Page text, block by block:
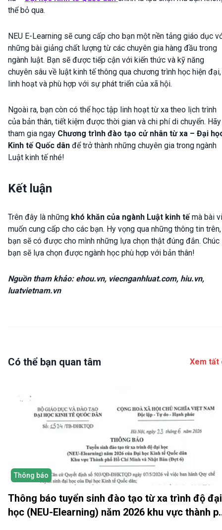
thể bỏ qua.
NEU E-Learning sẽ cung cấp cho bạn một nền tảng giáo dục
những bài giảng chất lượng từ các chuyên gia hàng đầu trong
ngành luật. Bạn sẽ được tiếp cận với kiến thức và kỹ năng
chuyên sâu về luật kinh tế thông qua chương trình học hiện đại,
linh hoạt và phù hợp với sự phát triển của xã hội.
Ngoài ra, bạn còn có thể học tập linh hoạt từ xa theo lịch trình
của bản thân, tiết kiệm được thời gian và chi phí di chuyển. Hãy
tham gia ngay Chương trình đào tạo cử nhân từ xa – Đại
Kinh tế Quốc dân để trở thành những chuyên gia trong ngành
Luật kinh tế nhé!
Kết luận
Trên đây là những khó khăn của ngành Luật kinh tếmà bài
muốn cung cấp cho các bạn. Hy vọng qua những thông tin trên,
bạn sẽ có được cho mình những lựa chọn thật đúng đắn. Chúc
bạn sẽ lựa chọn được ngành học phù hợp với bản thân!
Nguồn tham khảo: ehou.vn, viecnganhluat.com, hiu.vn,
luatvietnam.vn
Có thể bạn quan tâm Xem tất
Thông báo
Thông báo tuyển sinh đào tạo từ xa trình độ đại
học (NEU-Elearning) năm 2026 khu vực thành